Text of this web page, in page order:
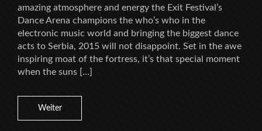
amazing atmosphere and energy the Exit Festival’s
Dance Arena champions the who’s who in the
electronic music world and bringing the biggest dance
acts to Serbia, 2015 will not disappoint. Set in the awe
inspiring moat of the fortress, it’s that special moment
when the suns […]
Weiter